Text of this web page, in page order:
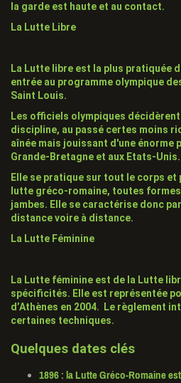
la garde est haute et au contact.
La Lutte Libre
La Lutte libre est la plus pratiquée
entrée au programme olympique
Saint Louis.
Les officiels olympiques
discipline, au passé certes moins
aînée mais jouissant d'une énorme
Grande-Bretagne et aux Etats-Unis.
Elle se pratique sur tout le corps et
lutte gréco-romaine, toutes formes
jambes. Elle se caractérise donc
distance voire à distance.
La Lutte Féminine
La Lutte féminine est de la Lutte
spécificités. Elle est représentée
d’Athènes en 2004. Le règlement
certaines techniques.
Quelques dates clés
1896: la Lutte Gréco-Romaine